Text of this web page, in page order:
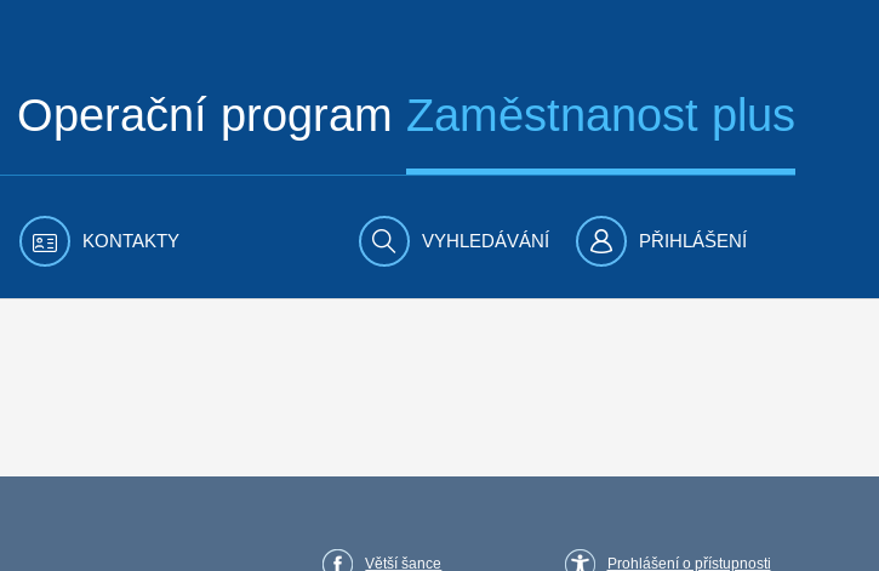
Operační program Zaměstnanost plus
KONTAKTY VYHLEDÁVÁNÍ PŘIHLÁŠENÍ
Větší šance Prohlášení o přístupnosti